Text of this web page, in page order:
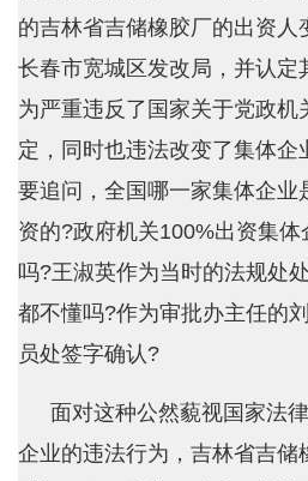
的吉林省吉储橡胶厂的出资人
长春市宽城区发改局，并认定
为严重违反了国家关于党政机
定，同时也违法改变了集体企
要追问，全国哪一家集体企业
资的?政府机关100%出资集
吗?王淑英作为当时的法规处
都不懂吗?作为审批办主任的
员处签字确认?
面对这种公然藐视国家法
企业的违法行为，吉林省吉储